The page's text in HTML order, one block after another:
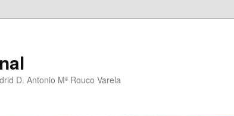
D. Antonio Mª Rouco Varela